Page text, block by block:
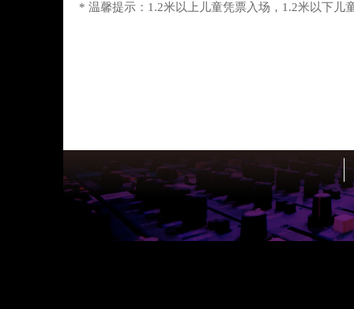
* 温馨提示：1.2米以上儿童凭票入场，1.2米以下儿